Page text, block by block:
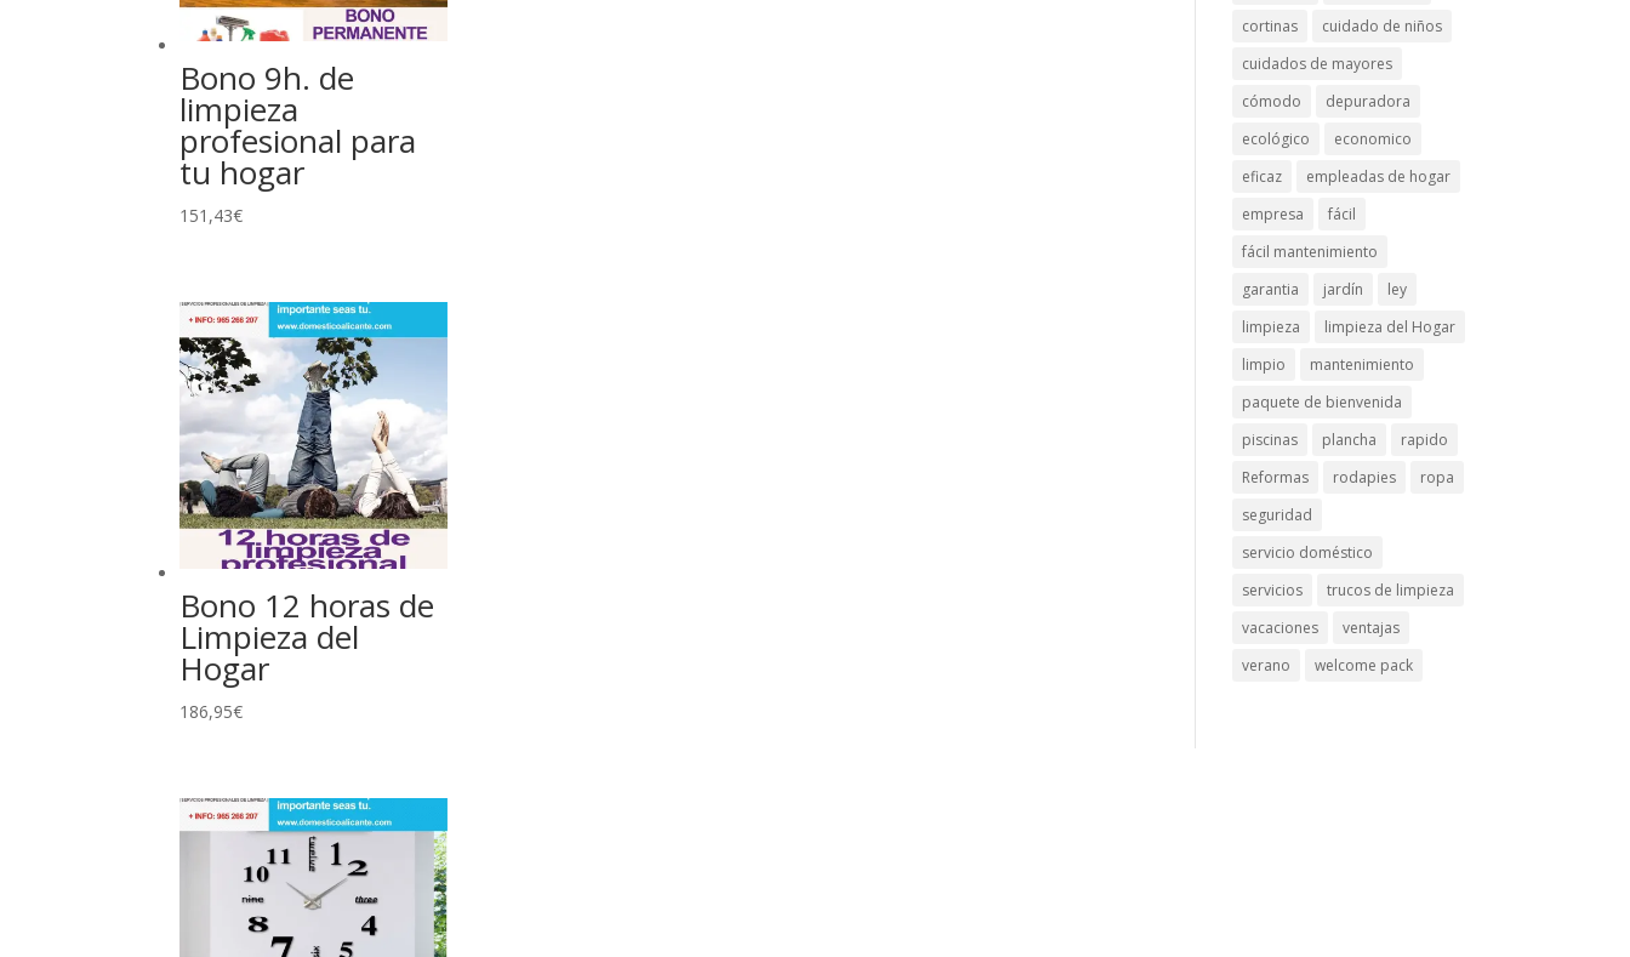
Bono 9h. de
limpieza
profesional para
tu hogar
151,43€
Bono 12 horas de
Limpieza del
Hogar
186,95€
cortinas
cuidado de niños
cuidados de mayores
cómodo
depuradora
ecológico
economico
eficaz
empleadas de hogar
empresa
fácil
fácil mantenimiento
garantia
jardín
ley
limpieza
limpieza del Hogar
limpio
mantenimiento
paquete de bienvenida
piscinas
plancha
rapido
Reformas
rodapies
ropa
seguridad
servicio doméstico
servicios
trucos de limpieza
vacaciones
ventajas
verano
welcome pack